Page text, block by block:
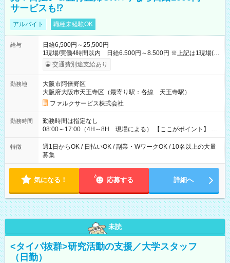
サービスも⁉
アルバイト 職種未経験OK
給与
日給6,500円～25,500円
1現場/実働4時間以内 日給6.500円～8.500円 ※上記は1現場(実
働4時間以内)あたりの給与です ※基本は1日あたり2現場(実働8
時間以内)をお任せします。その場合の支給額は日給1,3000円で
～」ですが、今なら初出勤をした人は採用祝いで【日給+1.000
円】のボーナスが！★（その他待遇に変更ありません） 現場に
よっては早く終わることもあり！ その場合も給与金額は変わり
ません！ ≪給与例≫ ・週1日勤務 ㈪～㈮は本業のため㈯のみ
1現場/6.500×2現場＝日給13.000円×4日 ＝月給52.000円 ・週6
日でレギュラー勤務(勤続1年) 1現場/7.200×2現場＝日給14.400
る」などをして月に40万以上を稼ぐ人も☆ ◆支払い方法：日払
い・週払い・月3回払いが選択可能 【試用期間】試用期間なし
交通費別途支給あり
勤務地
大阪市阿倍野区
大阪府大阪市天王寺区（最寄り駅：各線 天王寺駅）
ファルクサービス株式会社
勤務時間
勤務時間は指定なし
08:00～17:00（4H～8H 現場による） 【ここがポイント】 ◆
給与の日給保障あり！ 「4時間の現場」が「1時間」で終わった
時も給料変わらず！ 「4時間の現場」のお給料をお支払いします
♪ 1日にたくさんの現場をこなせば、高収入を実現可能！
特徴
週1日からOK / 日払いOK / 副業・WワークOK / 10名以上の大量
募集
気になる！ 応募する 詳細へ
未読
<タイパ抜群>研究活動の支援／大学スタッフ
（日勤）